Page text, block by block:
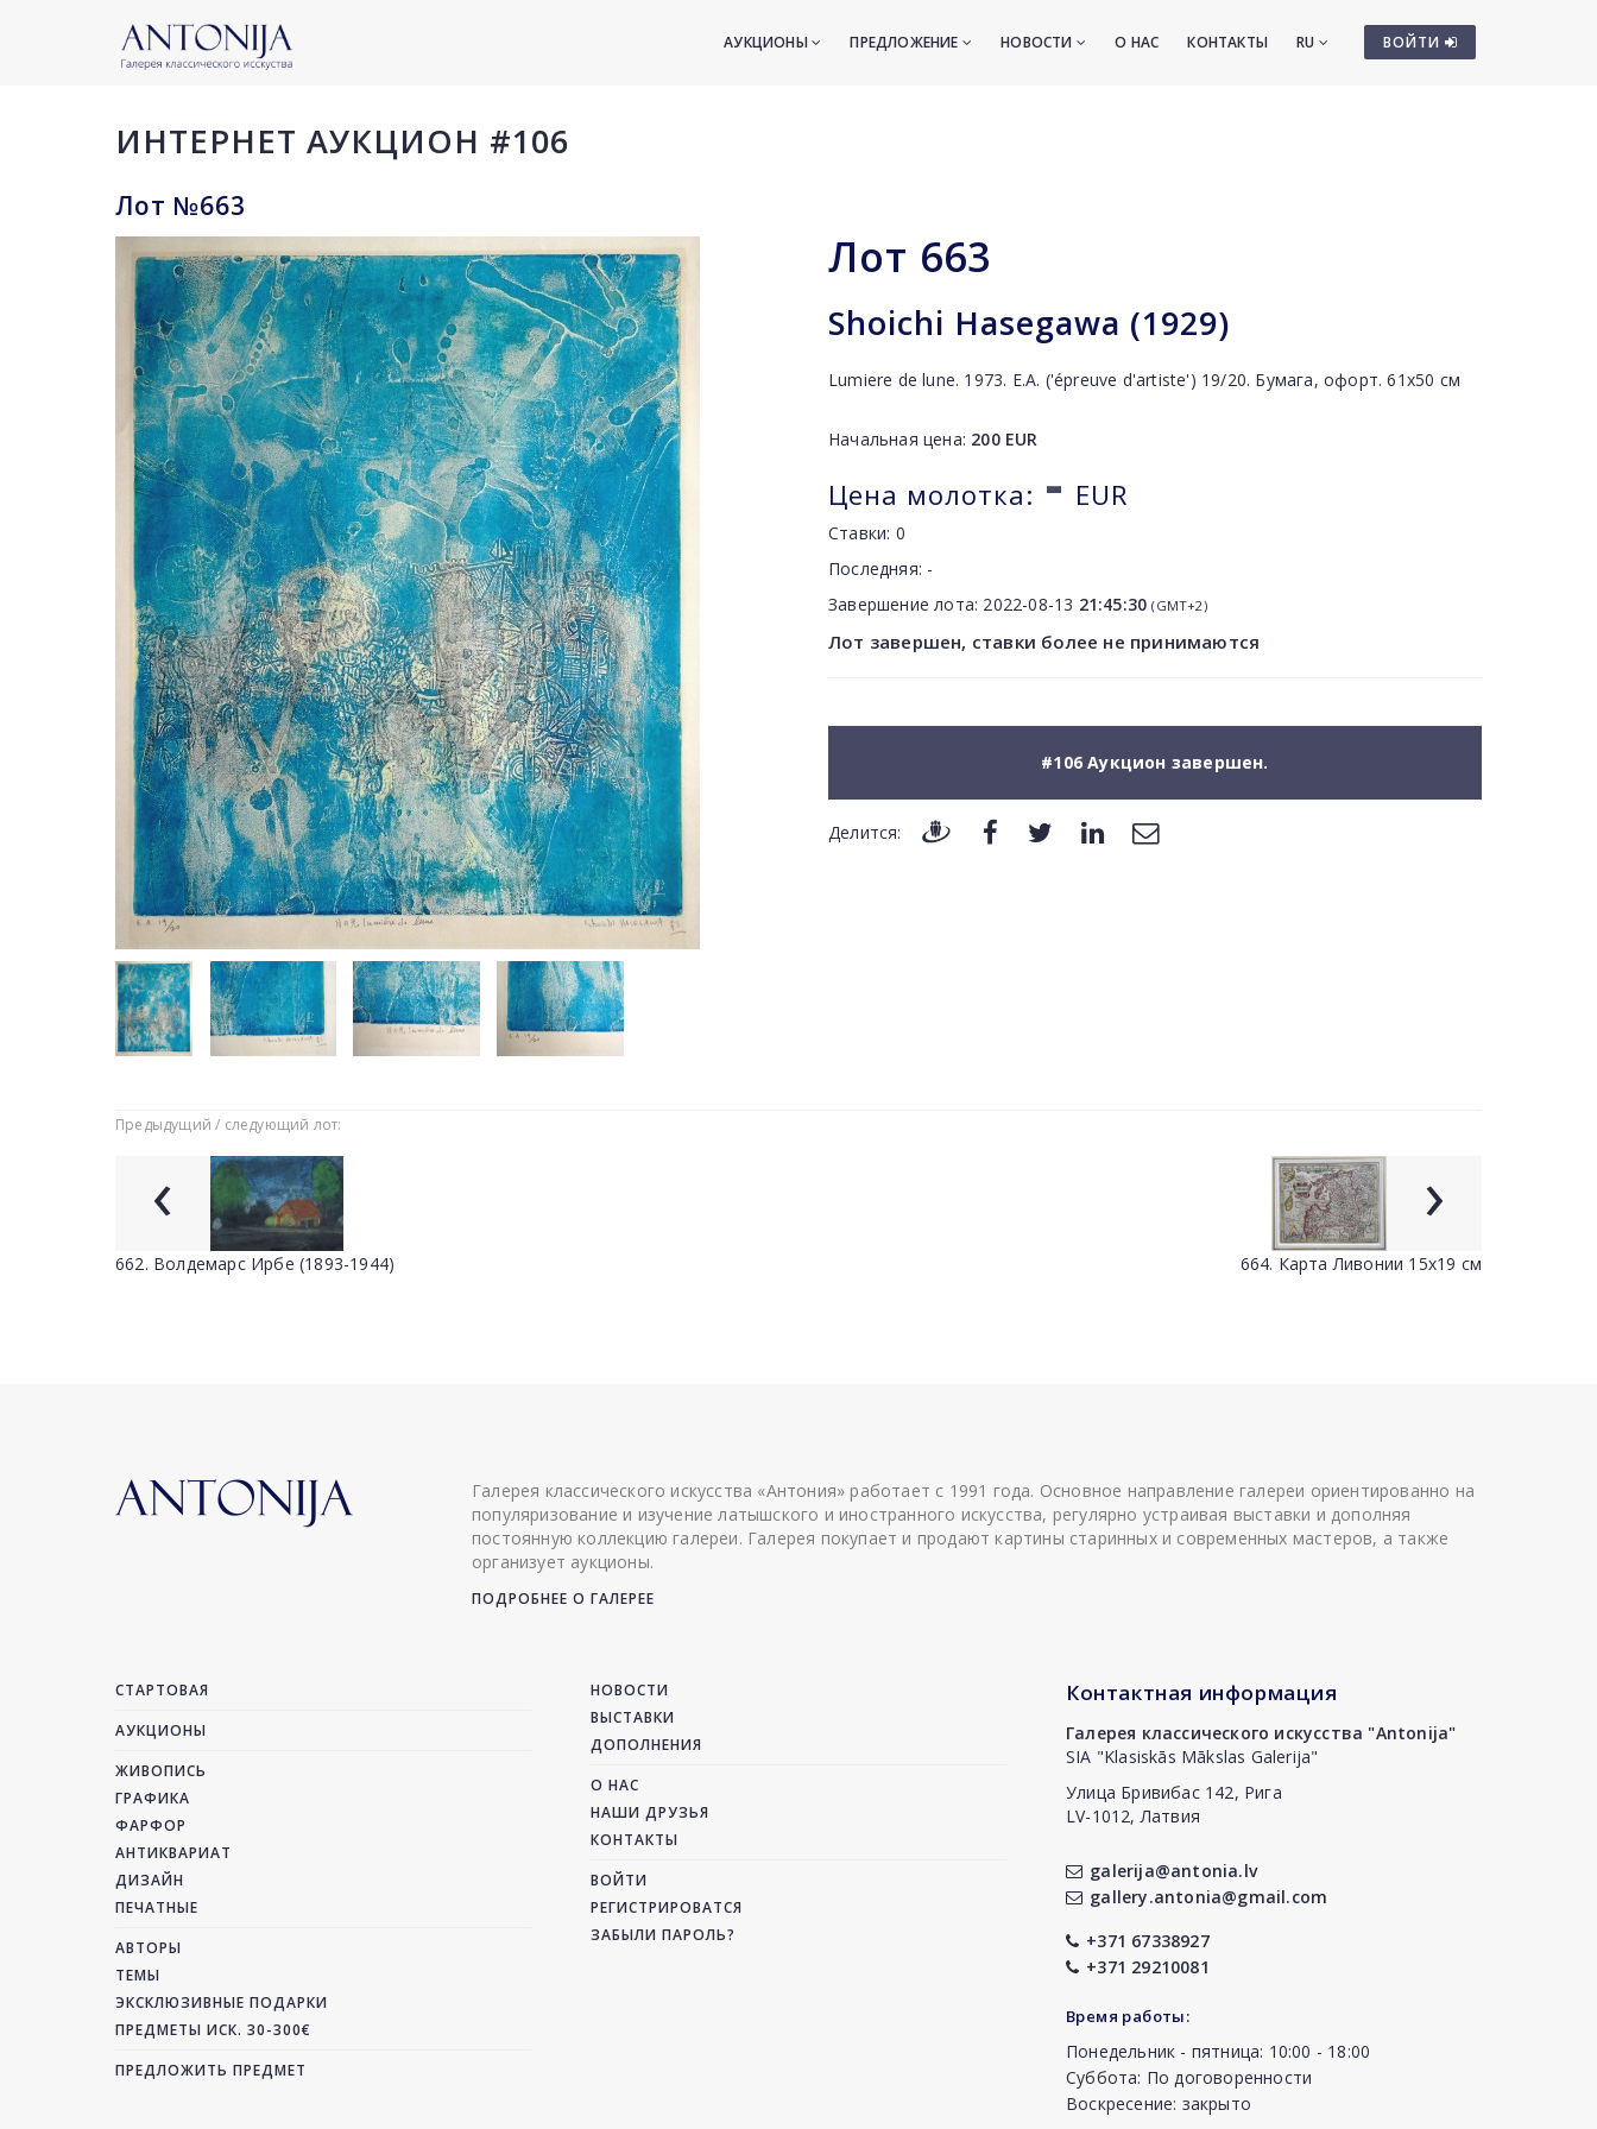
ВОЙТИ
АУКЦИОНЫ ПРЕДЛОЖЕНИЕ НОВОСТИ О НАС КОНТАКТЫ RU
ИНТЕРНЕТ АУКЦИОН #106
Лот №663
Лот 663
Shoichi Hasegawa (1929)
Lumiere de lune. 1973. E.A. ('épreuve d'artiste') 19/20. Бумага, офорт. 61x50 см
Начальная цена: 200EUR
Цена молотка: - EUR
Ставки: 0
Последняя: -
Завершение лота: 2022-08-13 21:45:30 (GMT+2)
Лот завершен, ставки более не принимаются
#106 Аукцион завершен.
Делится:
Предыдущий / следующий лот:
‹
662. Волдемарс Ирбе (1893-1944)
›
664. Карта Ливонии 15x19 cм
Галерея классического искусства «Антония» работает с 1991 года. Основное направление галереи ориентированно на
популяризование и изучение латышского и иностранного искусства, регулярно устраивая выставки и дополняя
постоянную коллекцию галереи. Галерея покупает и продают картины старинных и современных мастеров, а также
организует аукционы.
ПОДРОБНЕЕ О ГАЛЕРЕЕ
СТАРТОВАЯ
АУКЦИОНЫ
ЖИВОПИСЬ
ГРАФИКА
ФАРФОР
АНТИКВАРИАТ
ДИЗАЙН
ПЕЧАТНЫЕ
АВТОРЫ
ТЕМЫ
ЭКСКЛЮЗИВНЫЕ ПОДАРКИ
ПРЕДМЕТЫ ИСК. 30-300€
ПРЕДЛОЖИТЬ ПРЕДМЕТ
НОВОСТИ
ВЫСТАВКИ
ДОПОЛНЕНИЯ
О НАС
НАШИ ДРУЗЬЯ
КОНТАКТЫ
ВОЙТИ
РЕГИСТРИРОВАТСЯ
ЗАБЫЛИ ПАРОЛЬ?
Контактная информация
Галерея классического искусства "Antonija"
SIA "Klasiskās Mākslas Galerija"
Улица Бривибас 142, Рига
LV-1012, Латвия
galerija@antonia.lv
gallery.antonia@gmail.com
+371 67338927
+371 29210081
Время работы:
Понедельник - пятница: 10:00 - 18:00
Суббота: По договоренности
Воскресение: закрыто